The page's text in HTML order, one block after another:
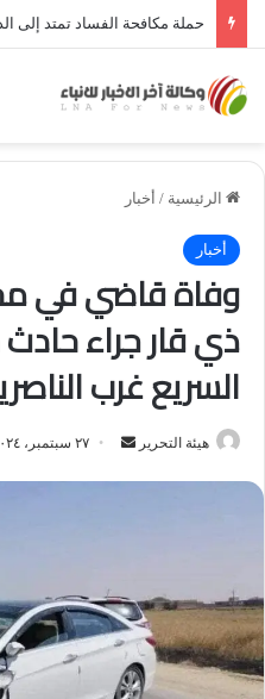
الرئيسية / أخبار
أخبار
وفاة قاضي في
ذي قار جراء
السريع غرب
هيئة التحرير
أرسل ٢٧ سبتمبر، ٢٠٢٤